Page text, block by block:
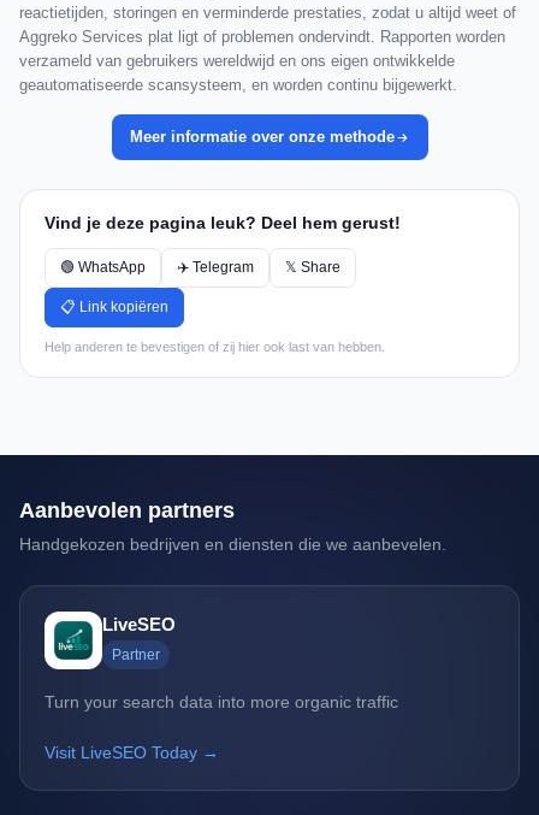
reactietijden, storingen en verminderde prestaties, zodat u altijd weet of
Aggreko Services plat ligt of problemen ondervindt. Rapporten worden
verzameld van gebruikers wereldwijd en ons eigen ontwikkelde
geautomatiseerde scansysteem, en worden continu bijgewerkt.
Meer informatie over onze methode
Vind je deze pagina leuk? Deel hem gerust!
🟢 WhatsApp ✈️ Telegram 𝕏 Share
📋 Link kopiëren
Help anderen te bevestigen of zij hier ook last van hebben.
Aanbevolen partners
Handgekozen bedrijven en diensten die we aanbevelen.
LiveSEO
Partner
Turn your search data into more organic traffic
Visit LiveSEO Today →